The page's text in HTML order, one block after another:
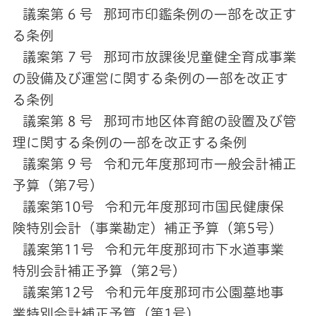
議案第 6 号 那珂市印鑑条例の一部を改正す
る条例
議案第 7 号 那珂市放課後児童健全育成事業
の設備及び運営に関する条例の一部を改正す
る条例
議案第 8 号 那珂市地区体育館の設置及び管
理に関する条例の一部を改正する条例
議案第 9 号 令和元年度那珂市一般会計補正
予算（第7号）
議案第10号 令和元年度那珂市国民健康保
険特別会計（事業勘定）補正予算（第5号）
議案第11号 令和元年度那珂市下水道事業
特別会計補正予算（第2号）
議案第12号 令和元年度那珂市公園墓地事